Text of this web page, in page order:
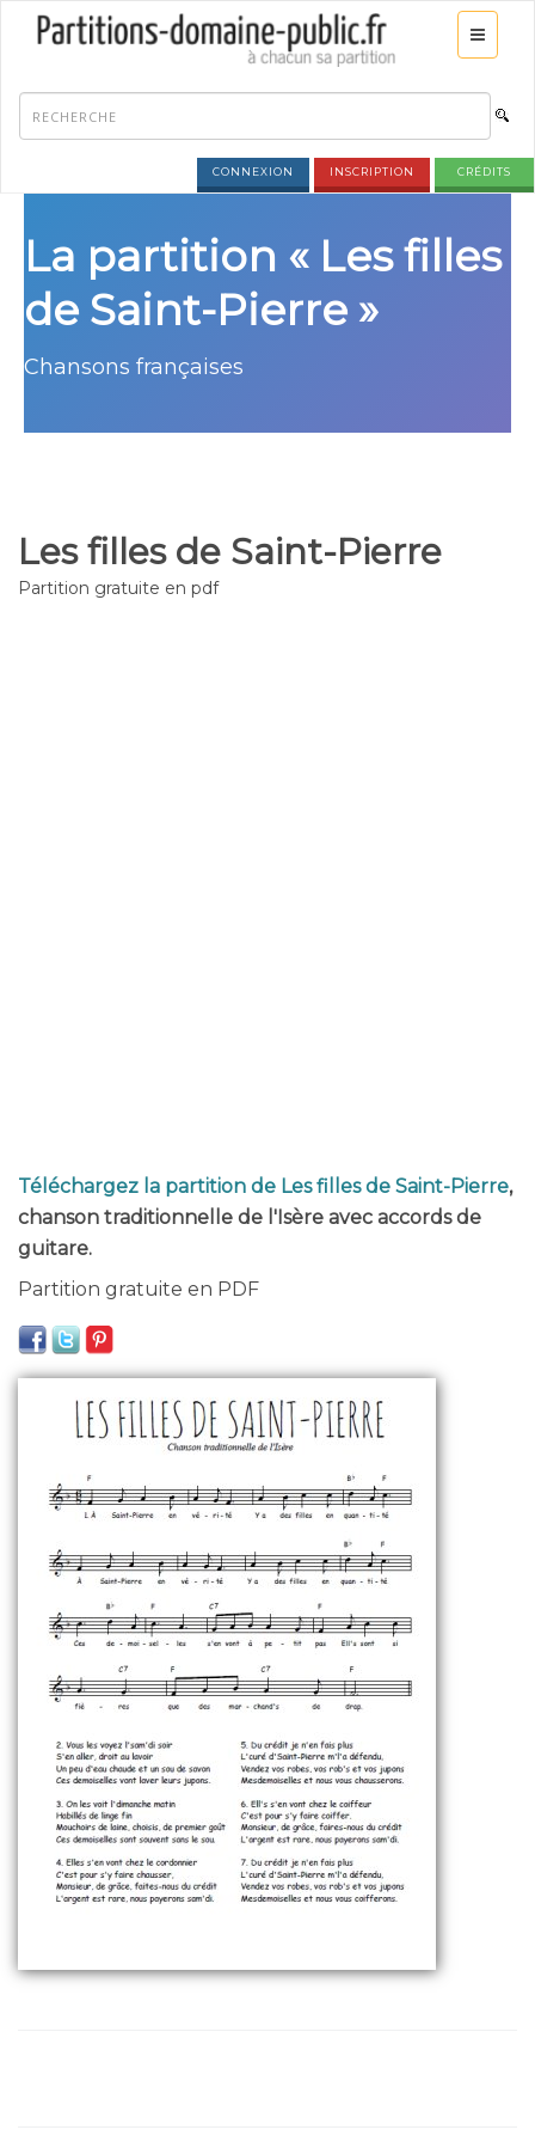
CONNEXION INSCRIPTION CRÉDITS
La partition « Les filles
de Saint-Pierre »
Chansons françaises
Les filles de Saint-Pierre
Partition gratuite en pdf
Téléchargez la partition de Les filles de Saint-Pierre,
chanson traditionnelle de l'Isère avec accords de
guitare.
Partition gratuite en PDF